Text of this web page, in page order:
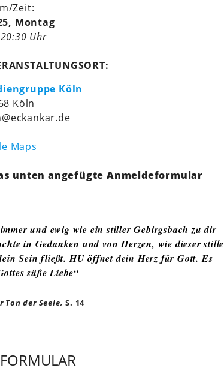
Zeit:
Montag
Uhr
Köln
Köln
Maps
unten angefügte Anmeldeformular
und ewig wie ein stiller Gebirgsbach zu dir
in Gedanken und von Herzen, wie dieser stille
Sein fließt. HU öffnet dein Herz für Gott. Es
süße Liebe“
Ton der Seele, S. 14